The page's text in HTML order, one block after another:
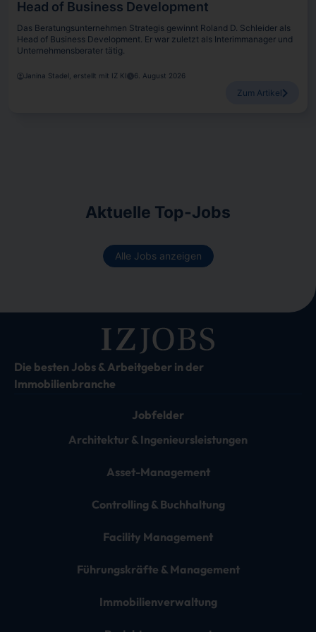
Head of Business Development
Das Beratungsunternehmen Strategis gewinnt Roland D. Schleider als
Head of Business Development. Er war zuletzt als Interimmanager und
Unternehmensberater tätig.
Janina Stadel, erstellt mit IZ KI 6. August 2026
Zum Artikel
Aktuelle Top-Jobs
Alle Jobs anzeigen
Die besten Jobs & Arbeitgeber in der
Immobilienbranche
Jobfelder
Architektur & Ingenieursleistungen
Asset-Management
Controlling & Buchhaltung
Facility Management
Führungskräfte & Management
Immobilienverwaltung